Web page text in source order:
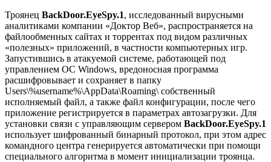
Троянец BackDoor.EyeSpy.1, исследованный вирусными
аналитиками компании «Доктор Веб», распространяется на
файлообменных сайтах и торрентах под видом различных
«полезных» приложений, в частности компьютерных игр.
Запустившись в атакуемой системе, работающей под
управлением ОС Windows, вредоносная программа
расшифровывает и сохраняет в папку
Users\%username%\AppData\Roaming\ собственный
исполняемый файл, а также файл конфигурации, после чего
приложение регистрируется в параметрах автозагрузки. Для
установки связи с управляющим сервером BackDoor.EyeSpy.1
использует шифрованный бинарный протокол, при этом адрес
командного центра генерируется автоматически при помощи
специального алгоритма в момент инициализации троянца.